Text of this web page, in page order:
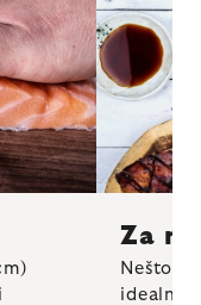
Za
Nešto
idealna